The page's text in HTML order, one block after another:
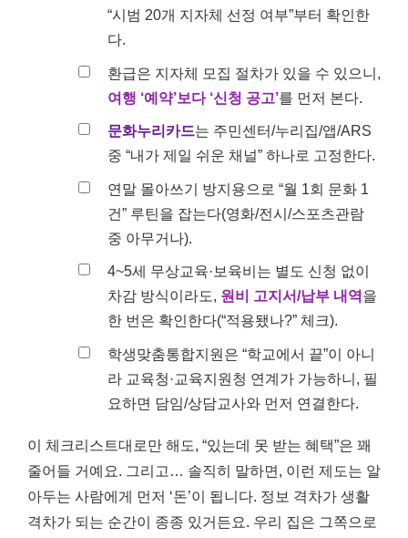
“시범 20개 지자체 선정 여부”부터 확인한
다.
환급은 지자체 모집 절차가 있을 수 있으니,
여행 ‘예약’보다 ‘신청 공고’를 먼저 본다.
문화누리카드는 주민센터/누리집/앱/ARS
중 “내가 제일 쉬운 채널” 하나로 고정한다.
연말 몰아쓰기 방지용으로 “월 1회 문화 1
건” 루틴을 잡는다(영화/전시/스포츠관람
중 아무거나).
4~5세 무상교육·보육비는 별도 신청 없이
차감 방식이라도, 원비 고지서/납부 내역 을
한 번은 확인한다(“적용됐나?” 체크).
학생맞춤통합지원은 “학교에서 끝”이 아니
라 교육청·교육지원청 연계가 가능하니, 필
요하면 담임/상담교사와 먼저 연결한다.
이 체크리스트대로만 해도, “있는데 못 받는 혜택”은 꽤
줄어들 거예요. 그리고… 솔직히 말하면, 이런 제도는 알
아두는 사람에게 먼저 ‘돈’이 됩니다. 정보 격차가 생활
격차가 되는 순간이 종종 있거든요. 우리 집은 그쪽으로